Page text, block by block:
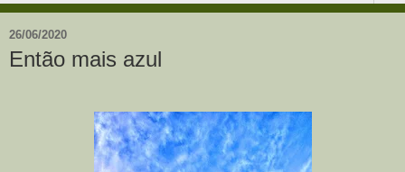
26/06/2020
Então mais azul